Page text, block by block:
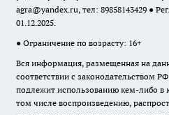
agra@yandex.ru, тел: 89858143429 ●
01.12.2025.
● Ограничение по возрасту: 16+
Вся информация, размещенная на
соответствии с законодательством
подлежит использованию кем-либо в
том числе воспроизведению,